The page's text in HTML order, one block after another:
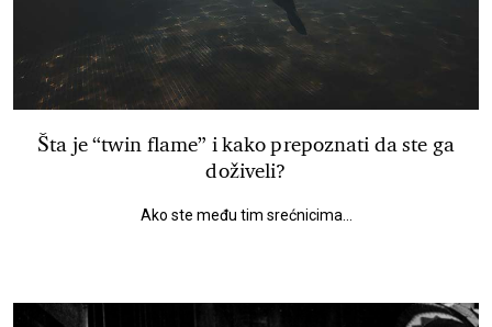
Šta je “twin flame” i kako prepoznati da ste ga
doživeli?
Ako ste među tim srećnicima...